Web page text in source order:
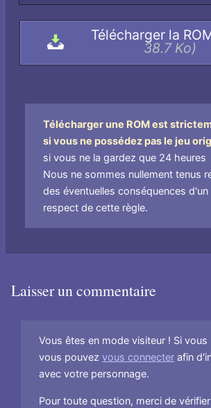
nom
Télécharger la
38.7 Ko)
Télécharger une ROM est
si vous ne possédez pas le jeu
si vous ne la gardez que 24 heures
Nous ne sommes nullement tenus
des éventuelles conséquences
respect de cette règle.
Laisser un commentaire
Vous êtes en mode visiteur ! Si vous
vous pouvezvous connecter afin
avec votre personnage.
Pour toute question, merci de